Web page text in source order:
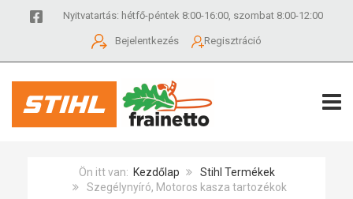
Nyitvatartás: hétfő-péntek 8:00-16:00, szombat 8:00-12:00
Bejelentkezés Regisztráció
Ön itt van: Kezdőlap
Stihl Termékek
Szegélynyíró, Motoros kasza tartozékok